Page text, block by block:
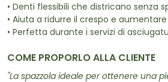
• Denti flessibili che districano senza
• Aiuta a ridurre il crespo e
• Perfetta durante i servizi di
COME PROPORLO ALLA CLIENTE
"La spazzola ideale per ottenere una